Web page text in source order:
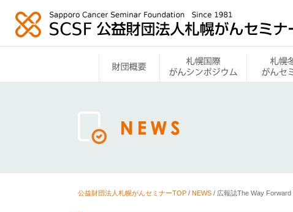
公益財団法人札幌がんセミナーTOP / NEWS / 広報誌The Way